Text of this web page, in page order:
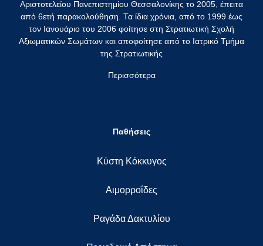
Αριστοτελείου Πανεπιστημίου Θεσσαλονίκης το 2005, έπειτα
από 6ετή παρακολούθηση. Τα ίδια χρόνια, από το 1999 έως
τον Ιανουάριο του 2006 φοίτησε στη Στρατιωτική Σχολή
Αξιωματικών Σωμάτων και αποφοίτησε από το Ιατρικό Τμήμα
της Στρατιωτικής
Περισσότερα
Παθήσεις
Κύστη Κόκκυγος
Αιμορροΐδες
Ραγάδα Δακτυλίου